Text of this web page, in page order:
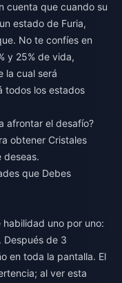
cuenta que cuando su
estado de Furia,
No te confíes en
y 25% de vida,
la cual será
todos los estados
afrontar el desafío?
obtener Cristales
deseas.
que Debes
uno por uno:
Después de 3
en toda la pantalla. El
al ver esta